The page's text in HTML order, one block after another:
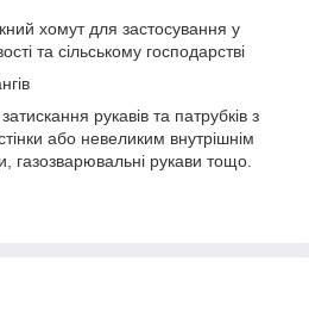
хомут для застосування у
та сільському господарстві
рукавів та патрубків з
або невеликим внутрішнім
газозварювальні рукави тощо.